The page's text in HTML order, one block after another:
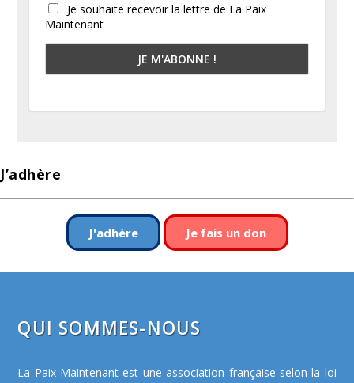
Je souhaite recevoir la lettre de La Paix
Maintenant
J’adhère
J'adhère Je fais un don
QUI SOMMES-NOUS
La Paix Maintenant est une association française selon la loi